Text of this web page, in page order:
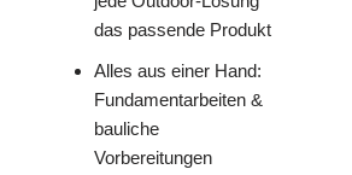
das passende Produkt
Alles aus einer Hand:
Fundamentarbeiten &
bauliche
Vorbereitungen